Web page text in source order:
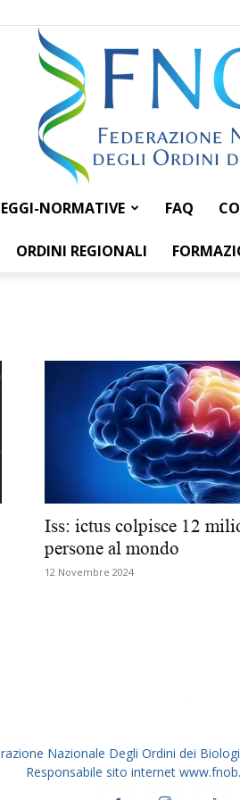
degli
dei
NORMATIVE FAQ
ORDINI REGIONALI
Iss: ictus colpisce 12
persone al mondo
12 Novembre 2024
Nazionale Degli Ordini dei
Responsabile sito internet